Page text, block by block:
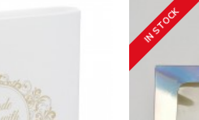
IN STOCK